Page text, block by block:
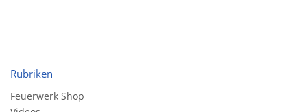
Rubriken
Feuerwerk Shop